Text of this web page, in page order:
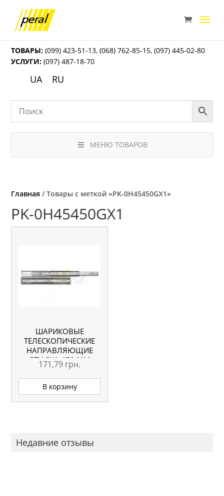
ТОВАРЫ: (099) 423-51-13,(068) 762-85-15,(097) 445-02-80
УСЛУГИ: (097) 487-18-70
UA RU
МЕНЮ ТОВАРОВ
Главная / Товары с меткой «PK-0H45450GX1»
PK-0H45450GX1
ШАРИКОВЫЕ
ТЕЛЕСКОПИЧЕСКИЕ
НАПРАВЛЯЮЩИЕ
GTV GX1 450 ММ
171,79 грн.
В корзину
Недавние отзывы